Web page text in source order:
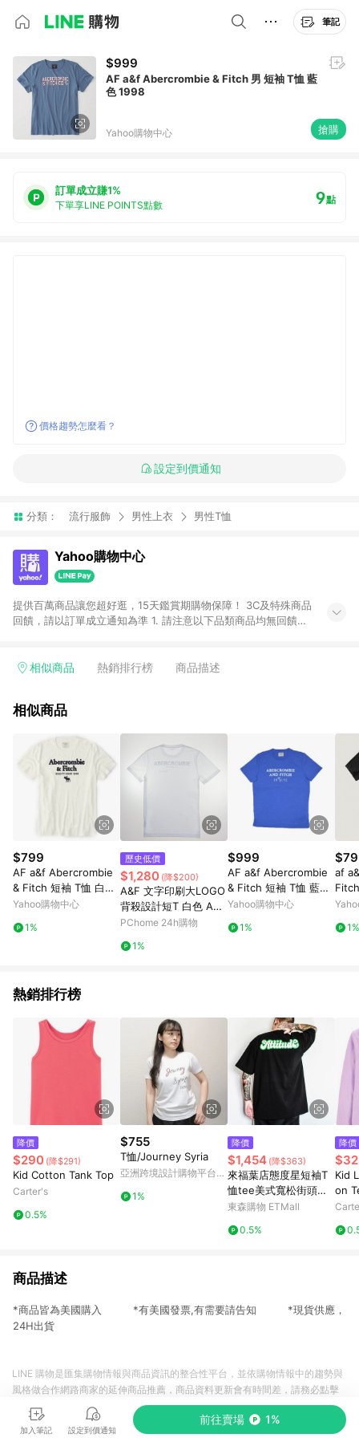
筆記
$999
AF a&f Abercrombie & Fitch 男 短袖 T恤 藍
色 1998
Yahoo購物中心 搶購
訂單成立賺1%
下單享LINE POINTS點數 9點
價格趨勢怎麼看？
設定到價通知
分類： 流行服飾 男性上衣 男性T恤
Yahoo購物中心
提供百萬商品讓您超好逛，15天鑑賞期購物保障！ 3C及特殊商品
回饋，請以訂單成立通知為準 1. 請注意以下品類商品均無回饋：
電玩/遊戲/相機/單眼/鏡頭/拍立得 [2024/6/1起適用] -內接硬
的購回饋活動享Yahoo超贈點回饋者 - 購物中心商店之商品：商
3. 訂單回饋金額將扣除運費/購物金/超贈點/福利金/紅利折抵/折
價券等虛擬貨幣折抵 4. 大宗採購或批發轉賣不具回饋資格： 如
有相關事證認定您為大宗採購、批發轉賣而非最終消費使用者，
相似商品 熱銷排行榜 商品描述
相似商品
$799
AF a&f Abercrombie
& Fitch 短袖 T恤 白色
1468
Yahoo購物中心
1%
歷史低價
$1,280 (降$200)
A&F 文字印刷大LOGO
背殺設計短T 白色 AF-
123-238-3051-100
PChome 24h購物
1%
$999
AF a&f Abercrombie
& Fitch 短袖 T恤 藍色
1231
Yahoo購物中心
1%
af
9
1%
熱銷排行榜
降價
$290 (降$291)
Kid Cotton Tank Top
Carter's
0.5%
$755
T恤/Journey Syria
亞洲跨境設計購物平台
1%
降價
$1,454 (降$363)
來福葉店態度星短袖T
恤tee美式寬松街頭西
海岸小領厚非潮牌逆潮
東森購物 ETMall
0.5%
降價
Kid
on
商品描述
*商品皆為美國購入 *有美國發票,有需要請告知 *現貨供應，
24H出貨
加入筆記 設定到價通知
前往賣場 1%
LINE 購物是匯集購物情報與商品資訊的整合性平台，並依購物情報中的趨勢與
風格做合作網路商家的延伸商品推薦，商品資料更新會有時間差，請務必點擊
商品至各合作網路商家，確認現售價與購物條件，一切資訊以合作廠商網頁為
準。